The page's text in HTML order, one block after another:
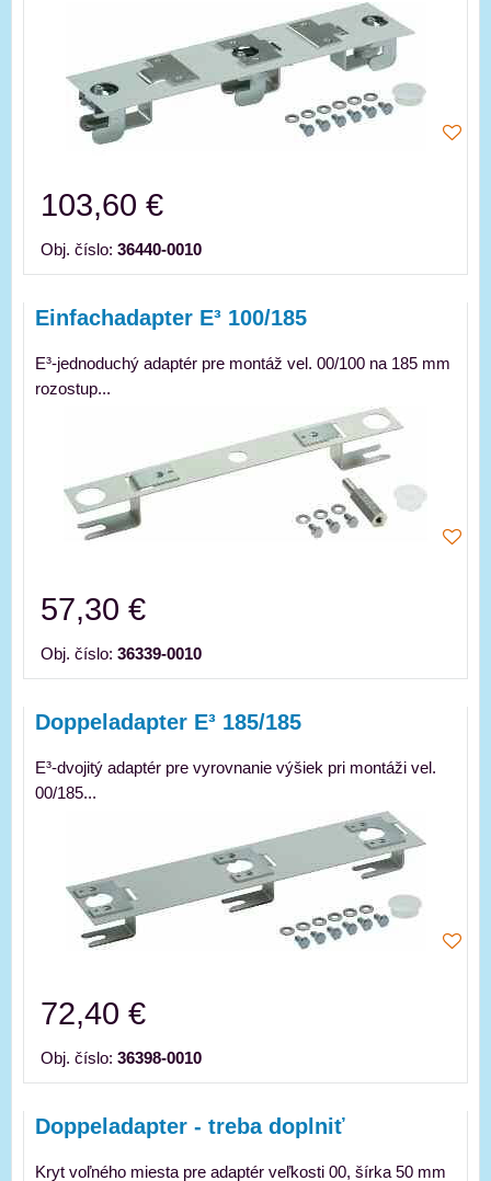
103,60 €
Obj. číslo: 36440-0010
Einfachadapter E³ 100/185
E³-jednoduchý adaptér pre montáž vel. 00/100 na 185 mm
rozostup...
57,30 €
Obj. číslo: 36339-0010
Doppeladapter E³ 185/185
E³-dvojitý adaptér pre vyrovnanie výšiek pri montáži vel.
00/185...
72,40 €
Obj. číslo: 36398-0010
Doppeladapter - treba doplniť
Kryt voľného miesta pre adaptér veľkosti 00, šírka 50 mm